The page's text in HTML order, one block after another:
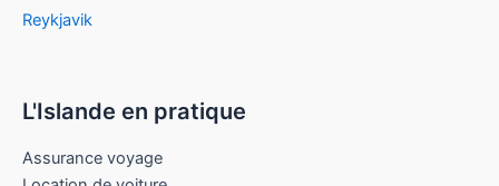
Reykjavik
L'Islande en pratique
Assurance voyage